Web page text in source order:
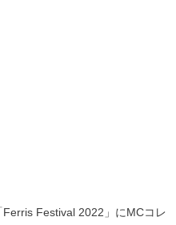
Festival 2022」にMCコレ